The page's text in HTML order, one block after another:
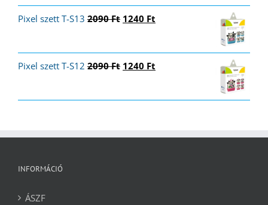
Pixel szett T-S13 2090Ft Original
1240 Ft
Pixel szett T-S12 2090Ft Original
1240 Ft
INFORMÁCIÓ
ÁSZF